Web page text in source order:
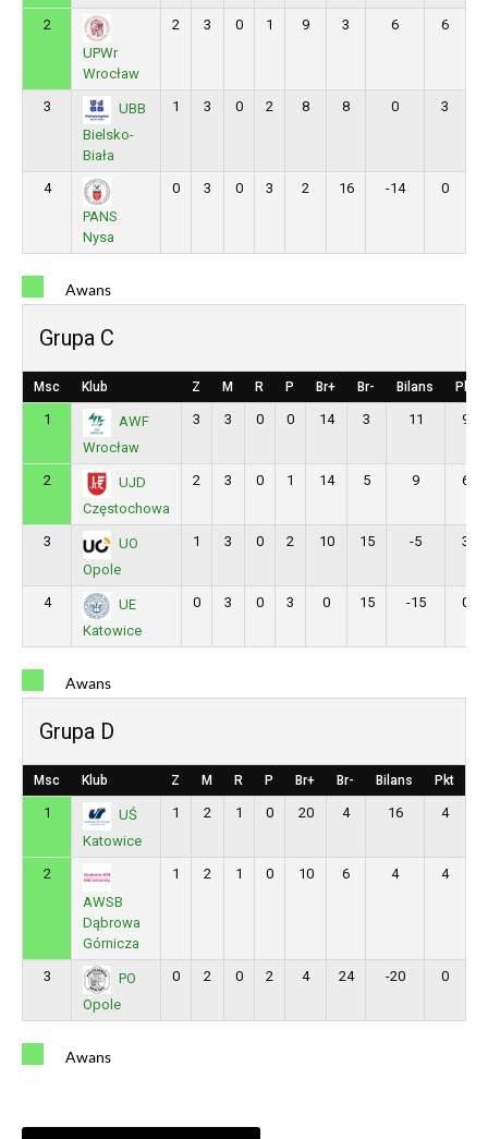
2
UPWr
Wrocław
2 3 0 1 9 3 6 6
3
UBB
Bielsko-
Biała
1 3 0 2 8 8 0 3
4
PANS
Nysa
0 3 0 3 2 16 -14 0
Awans
Grupa C
Msc Klub Z M R P Br+ Br- Bilans Pkt
1
AWF
Wrocław
3 3 0 0 14 3 11 9
2
UJD
Częstochowa
2 3 0 1 14 5 9 6
3
UO
Opole
1 3 0 2 10 15 -5 3
4
UE
Katowice
0 3 0 3 0 15 -15 0
Awans
Grupa D
Msc Klub Z M R P Br+ Br- Bilans Pkt
1
UŚ
Katowice
1 2 1 0 20 4 16 4
2
AWSB
Dąbrowa
Górnicza
1 2 1 0 10 6 4 4
3
PO
Opole
0 2 0 2 4 24 -20 0
Awans